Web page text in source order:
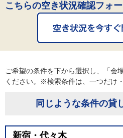
こちらの空き状況確認フォ
ご希望の条件を下から選択し、「会
ください。※検索条件は、一つだけ
同じような条件の貸